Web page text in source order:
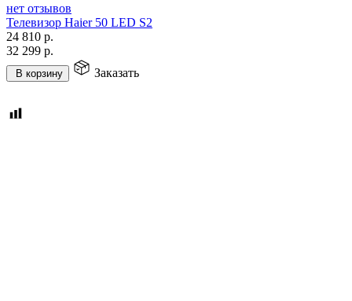
нет отзывов
Телевизор Haier 50 LED S2
24 810 р.
32 299 р.
В корзину Заказать